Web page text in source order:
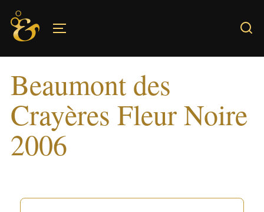
Skip
content
Beaumont des
Crayères Fleur Noire
2006